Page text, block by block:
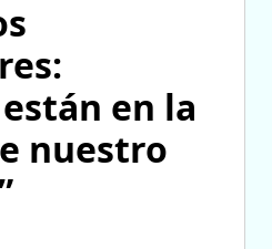
en la
nuestro